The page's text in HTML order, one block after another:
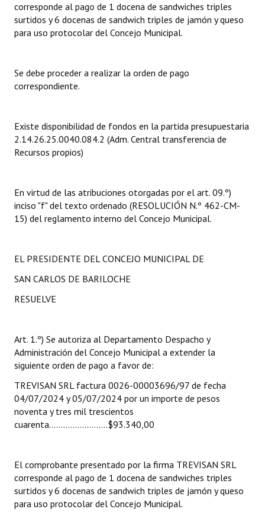
Informes de Gestión
Actas de Sesión
Ejecución Presupuestaria
NORMATIVA
Comunicaciones
Resoluciones
Antiguos Pobladores
Noticias Destacadas
Registros y Distinciones
Datos Históricos
Audiencias Públicas - Registro
Mujeres que Dejaron Huellas - Registro
Periodistas Decanos - Registro
corresponde al pago de 1 docena de sandwiches triples
surtidos y 6 docenas de sandwich triples de jamón y queso
para uso protocolar del Concejo Municipal.
Se debe proceder a realizar la orden de pago
correspondiente.
Existe disponibilidad de fondos en la partida presupuestaria
2.14.26.25.0040.084.2 (Adm. Central transferencia de
Recursos propios)
En virtud de las atribuciones otorgadas por el art. 09.º)
inciso "f" del texto ordenado (RESOLUCIÓN N.º 462-CM-
15) del reglamento interno del Concejo Municipal.
EL PRESIDENTE DEL CONCEJO MUNICIPAL DE
SAN CARLOS DE BARILOCHE
RESUELVE
Art. 1.º) Se autoriza al Departamento Despacho y
Administración del Concejo Municipal a extender la
siguiente orden de pago a favor de:
TREVISAN SRL factura 0026-00003696/97 de fecha
04/07/2024 y 05/07/2024 por un importe de pesos
noventa y tres mil trescientos
cuarenta…………………….$93.340,00
El comprobante presentado por la firma TREVISAN SRL
corresponde al pago de 1 docena de sandwiches triples
surtidos y 6 docenas de sandwich triples de jamón y queso
para uso protocolar del Concejo Municipal.